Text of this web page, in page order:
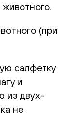
(при
салфетку
и
из двух-
не